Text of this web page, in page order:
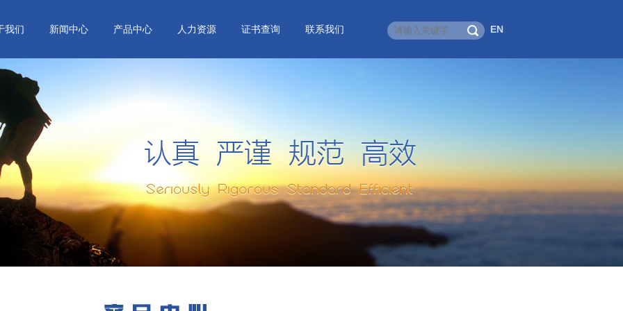
我们 新闻中心 产品中心 人力资源 证书查询 联系我们 EN